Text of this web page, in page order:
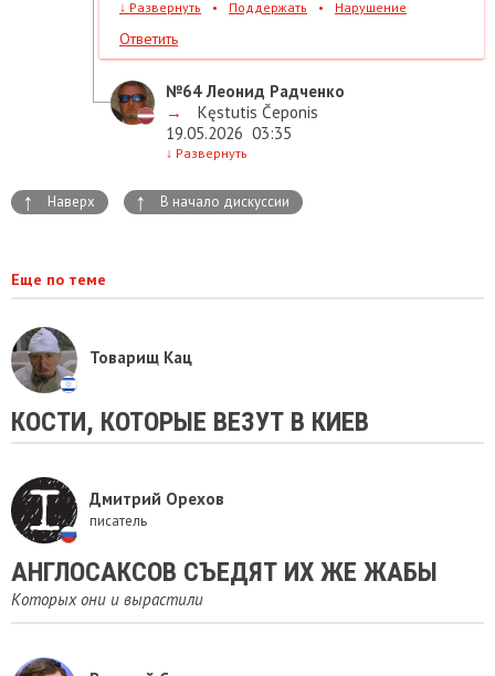
↓ Развернуть • Поддержать • Нарушение
Ответить
№64Леонид Радченко
→
Kęstutis Čeponis
19.05.2026 03:35
↓ Развернуть
↑ Наверх ↑ В начало дискуссии
Еще по теме
Товарищ Кац
КОСТИ, КОТОРЫЕ ВЕЗУТ В КИЕВ
Дмитрий Орехов
писатель
АНГЛОСАКСОВ СЪЕДЯТ ИХ ЖЕ ЖАБЫ
Которых они и вырастили